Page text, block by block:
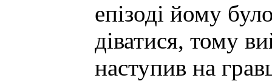
епізоді йому
діватися, тому
наступив на